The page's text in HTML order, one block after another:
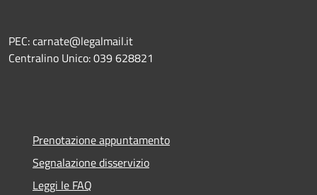
PEC: carnate@legalmail.it
Centralino Unico: 039 628821
Prenotazione appuntamento
Segnalazione disservizio
Leggi le FAQ